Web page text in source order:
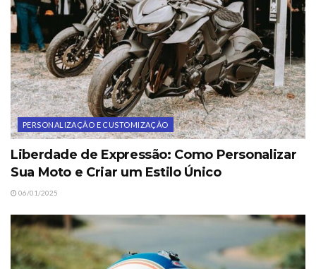
PERSONALIZAÇÃO E CUSTOMIZAÇÃO
Liberdade de Expressão: Como Personalizar
Sua Moto e Criar um Estilo Único
06/01/2025